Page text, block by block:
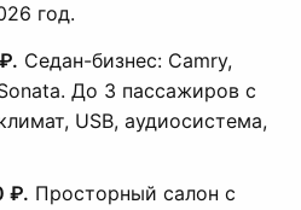
год.
Седан-бизнес: Camry,
До 3 пассажиров с
USB, аудиосистема,
₽. Просторный салон с